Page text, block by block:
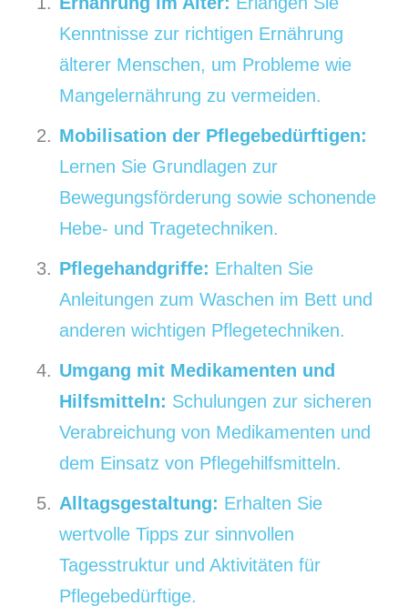
Kenntnisse zur richtigen Ernährung
älterer Menschen, um Probleme wie
Mangelernährung zu vermeiden.
Mobilisation der Pflegebedürftigen:
Lernen Sie Grundlagen zur
Bewegungsförderung sowie schonende
Hebe- und Tragetechniken.
Pflegehandgriffe: Erhalten Sie
Anleitungen zum Waschen im Bett und
anderen wichtigen Pflegetechniken.
Umgang mit Medikamenten und
Hilfsmitteln: Schulungen zur sicheren
Verabreichung von Medikamenten und
dem Einsatz von Pflegehilfsmitteln.
Alltagsgestaltung: Erhalten Sie
wertvolle Tipps zur sinnvollen
Tagesstruktur und Aktivitäten für
Pflegebedürftige.